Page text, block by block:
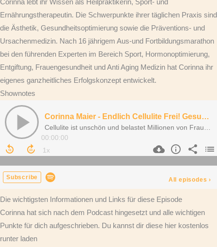
Corinna lebt ihr Wissen als Heilpraktikerin, Sport- und
Ernährungstherapeutin. Die Schwerpunkte ihrer täglichen Praxis sind
die Ästhetik, Gesundheitsoptimierung sowie die Präventions- und
Ursachenmedizin. Nach 16 jährigem Aus-und Fortbildungsmarathon
bei den führenden Experten im Bereich Sport, Hormonoptimierung,
Entgiftung, Frauengesundheit und Anti Aging Medizin hat Corinna ihr
eigenes ganzheitliches Erfolgskonzept entwickelt.
Shownotes
Die wichtigsten Informationen und Links für diese Episode
Corinna hat sich nach dem Podcast hingesetzt und alle wichtigen
Punkte für dich aufgeschrieben. Du kannst dir diese hier kostenlos
runter laden